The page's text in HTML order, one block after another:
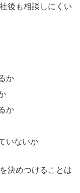
後も相談しにくい
か
か
いないか
決めつけることは